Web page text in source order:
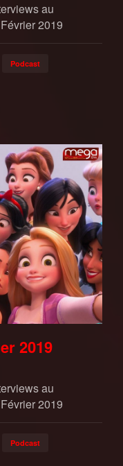
au
2019
Podcast
2019
au
2019
Podcast